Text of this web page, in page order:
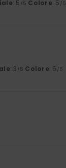
: 5 /5 Colore: 5 /5
: 3 /5 Colore: 5 /5